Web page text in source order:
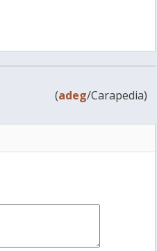
(adeg/Carapedia)